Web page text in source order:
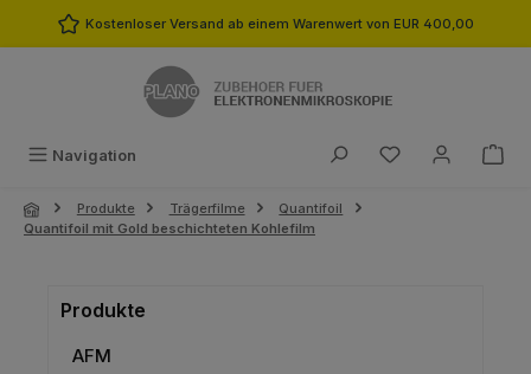
Zum Hauptinhalt springen
Kostenloser Versand ab einem Warenwert von EUR 400,00
Navigation Du hast 0
Produkte Trägerfilme
Quantifoil
Quantifoil mit Gold beschichteten Kohlefilm
Produkte
AFM